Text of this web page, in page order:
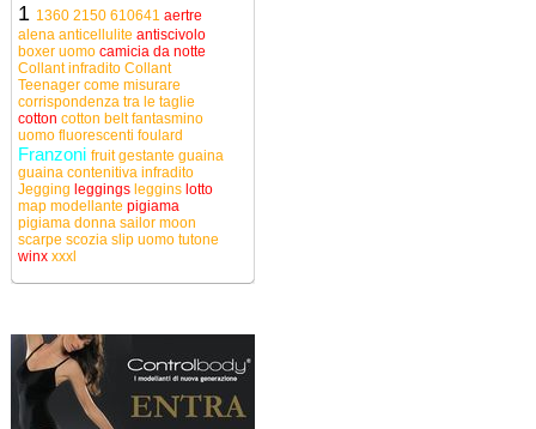
1 1360 2150 610641 aertre
alena anticellulite antiscivolo
boxer uomo camicia da notte
Collant infradito Collant
Teenager come misurare
corrispondenza tra le taglie
cotton cotton beltfantasmino
uomo fluorescenti foulard
Franzoni fruitgestante guaina
guaina contenitiva infradito
Jegging leggings leggins lotto
map modellante pigiama
pigiama donna sailor moon
scarpe scozia slip uomo tutone
winx xxxl